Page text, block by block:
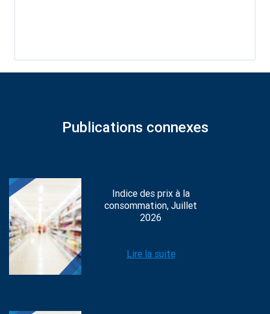
Publications connexes
Indice des prix à la
consommation, Juillet
2026
Lire la suite